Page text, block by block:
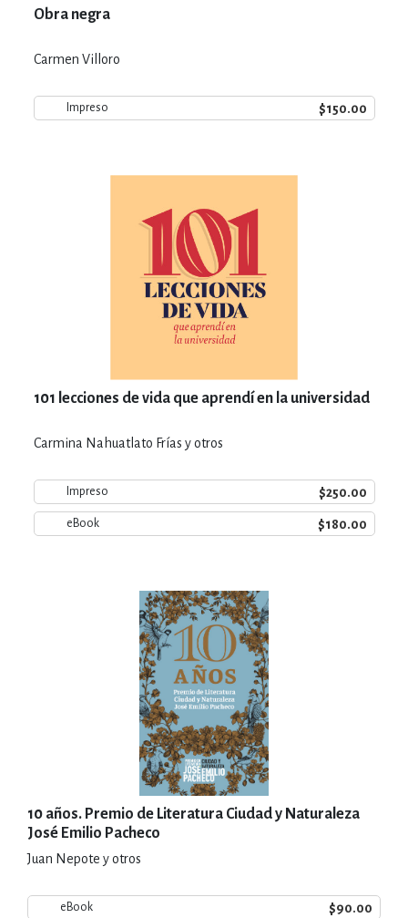
Obra negra
Carmen Villoro
Impreso $150.00
101 lecciones de vida que aprendí en la universidad
Carmina Nahuatlato Frías y otros
Impreso $250.00
eBook $180.00
10 años. Premio de Literatura Ciudad y Naturaleza
José Emilio Pacheco
Juan Nepote y otros
eBook $90.00